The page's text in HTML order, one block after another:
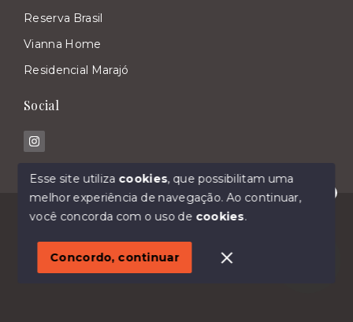
Olá! Estamos disponíveis para te ajudar.
Reserva Brasil
Vianna Home
Residencial Marajó
Social
© Copyright 2026 - Imóveis Malavasi - Todos os
SITE PARA IMOBILIARIA
Esse site utiliza cookies, que possibilitam uma
melhor experiência de navegação.Ao continuar,
você concorda com o uso de cookies.
Concordo, continuar